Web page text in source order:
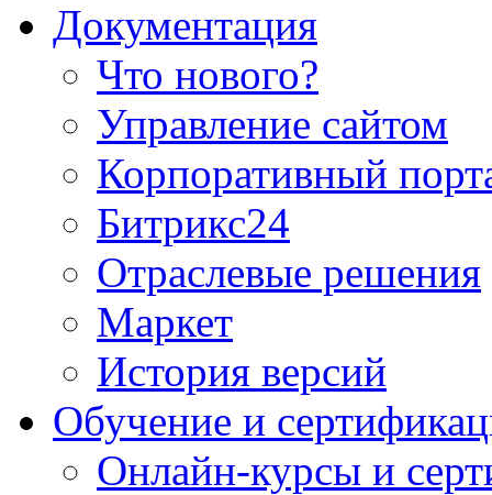
Документация
Что нового?
Управление сайтом
Корпоративный
Битрикс24
Отраслевые решения
Маркет
История версий
Обучение и
Онлайн-курсы и